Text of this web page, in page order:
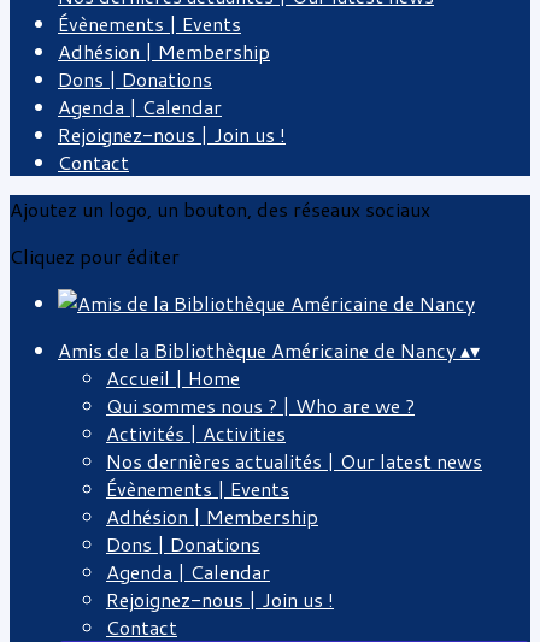
Évènements | Events
Adhésion | Membership
Dons | Donations
Agenda | Calendar
Rejoignez-nous | Join us !
Contact
Ajoutez un logo, un bouton, des réseaux sociaux
Cliquez pour éditer
Amis de la Bibliothèque Américaine de Nancy▴▾
Accueil | Home
Qui sommes nous ? | Who are we ?
Activités | Activities
Nos dernières actualités | Our latest news
Évènements | Events
Adhésion | Membership
Dons | Donations
Agenda | Calendar
Rejoignez-nous | Join us !
Contact